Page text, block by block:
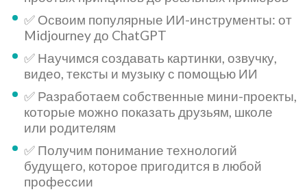
✅ Освоим популярные ИИ-инструменты: от
Midjourney до ChatGPT
✅ Научимся создавать картинки, озвучку,
видео, тексты и музыку с помощью ИИ
✅ Разработаем собственные мини-проекты,
которые можно показать друзьям, школе
или родителям
✅ Получим понимание технологий
будущего, которое пригодится в любой
профессии